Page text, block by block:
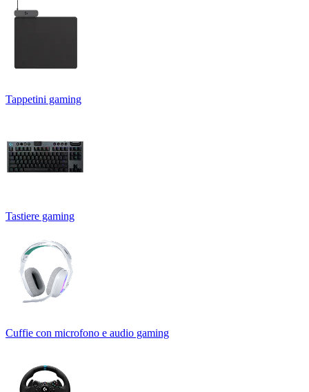
Tappetini gaming
Tastiere gaming
Cuffie con microfono e audio gaming